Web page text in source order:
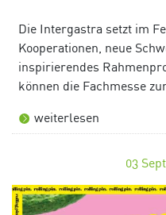
Die Intergastra setzt im
Kooperationen, neue
inspirierendes
können die Fachmesse
weiterlesen
03